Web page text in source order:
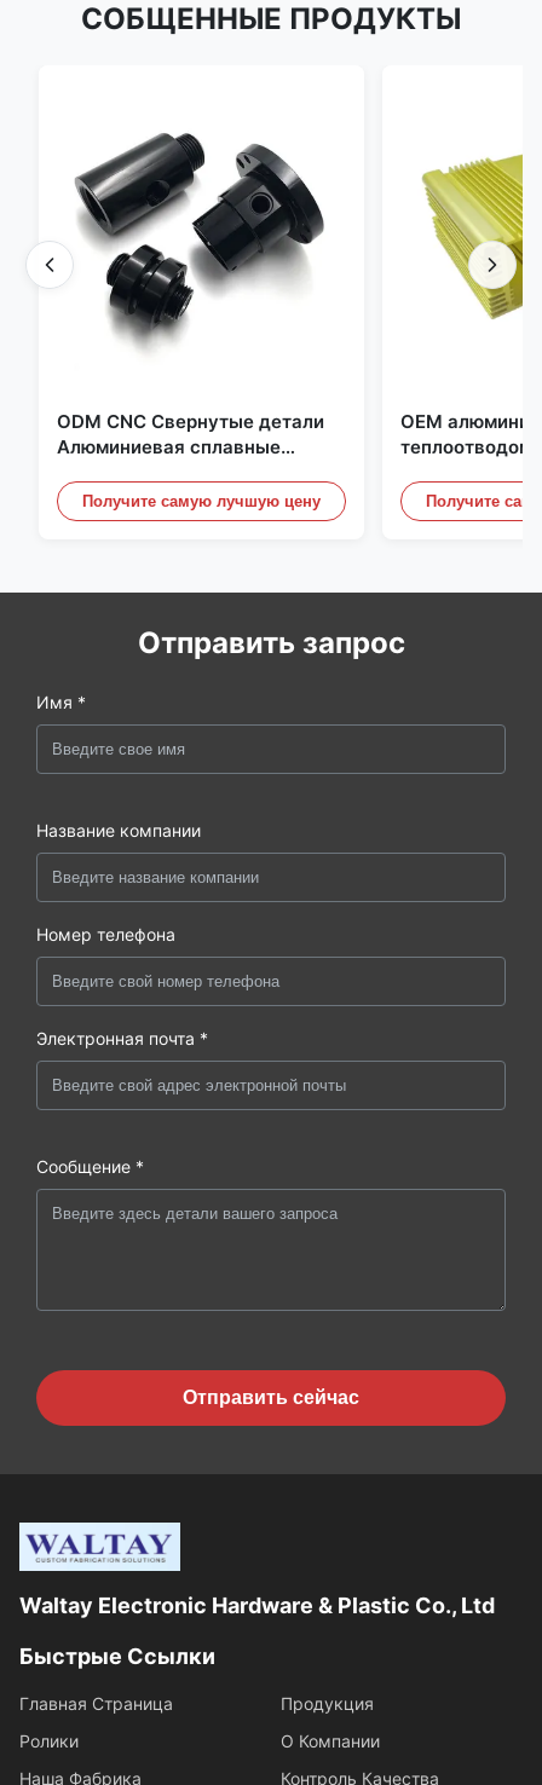
СОБЩЕННЫЕ ПРОДУКТЫ
ODM CNC Свернутые детали
Алюминиевая сплавные
анодированием
Получите самую лучшую цену
OEM
теплоотводом
Получите
Отправить запрос
Имя *
Название компании
Номер телефона
Электронная почта *
Сообщение *
Отправить сейчас
Waltay Electronic Hardware & Plastic Co., Ltd
Быстрые Ссылки
Главная Страница
Продукция
Ролики
О Компании
Наша Фабрика
Контроль Качества